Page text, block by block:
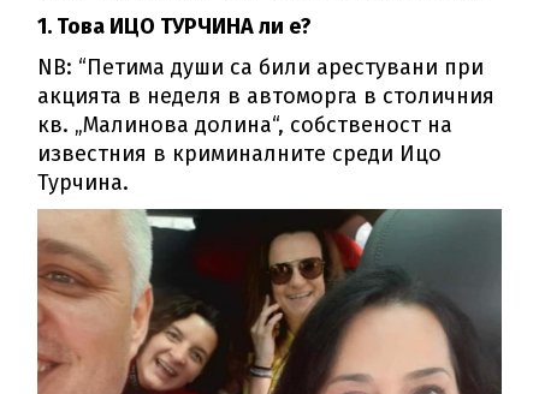
1. Това ИЦО ТУРЧИНА ли е?
NB: “Петима души са били арестувани при
акцията в неделя в автоморга в столичния
кв. „Малинова долина“, собственост на
известния в криминалните среди Ицо
Турчина.